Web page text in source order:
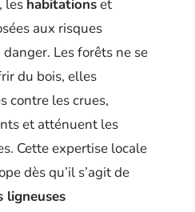
les habitationset
aux risques
Les forêts ne se
du bois, elles
contre les crues,
et atténuent les
Cette expertise locale
dès qu’il s’agit de
ligneuses